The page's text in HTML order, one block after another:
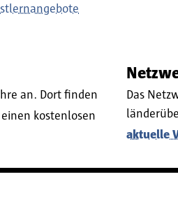
an. Dort finden
kostenlosen
Das
aktuelle